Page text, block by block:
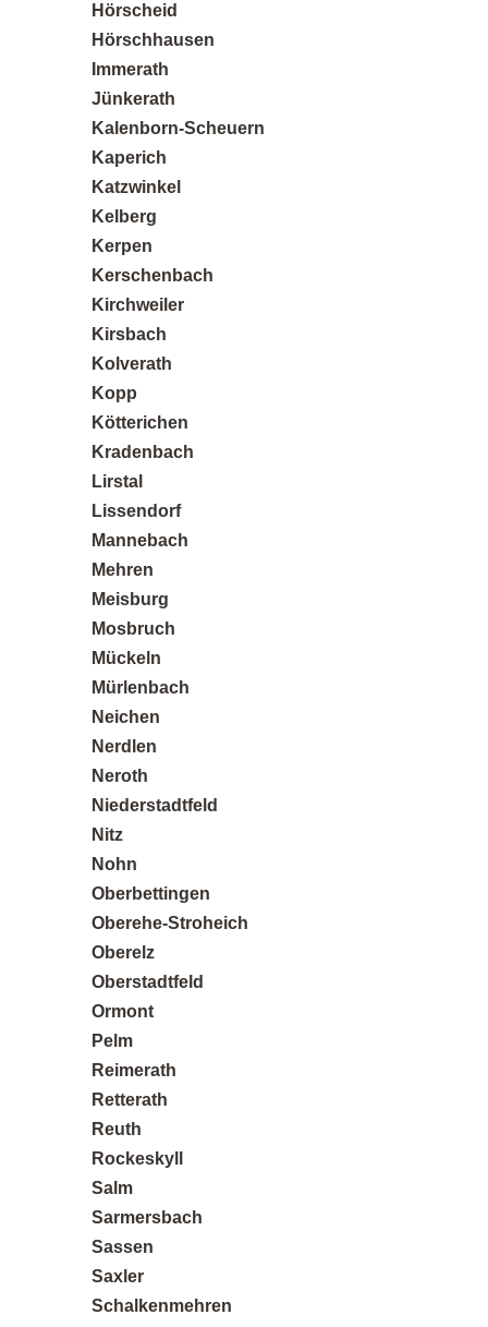
Hörscheid
Hörschhausen
Immerath
Jünkerath
Kalenborn-Scheuern
Kaperich
Katzwinkel
Kelberg
Kerpen
Kerschenbach
Kirchweiler
Kirsbach
Kolverath
Kopp
Kötterichen
Kradenbach
Lirstal
Lissendorf
Mannebach
Mehren
Meisburg
Mosbruch
Mückeln
Mürlenbach
Neichen
Nerdlen
Neroth
Niederstadtfeld
Nitz
Nohn
Oberbettingen
Oberehe-Stroheich
Oberelz
Oberstadtfeld
Ormont
Pelm
Reimerath
Retterath
Reuth
Rockeskyll
Salm
Sarmersbach
Sassen
Saxler
Schalkenmehren